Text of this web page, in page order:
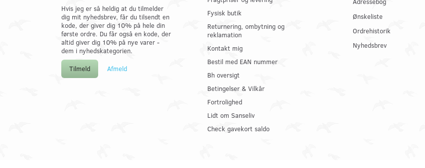
Hvis jeg er så heldig at du tilmelder
dig mit nyhedsbrev, får du tilsendt en
kode, der giver dig 10% på hele din
første ordre. Du får også en kode, der
altid giver dig 10% på nye varer -
dem i nyhedskategorien.
Tilmeld Afmeld
Fysisk butik
Returnering, ombytning og
reklamation
Kontakt mig
Bestil med EAN nummer
Bh oversigt
Betingelser & Vilkår
Fortrolighed
Lidt om Sanseliv
Check gavekort saldo
Ønskeliste
Ordrehistorik
Nyhedsbrev